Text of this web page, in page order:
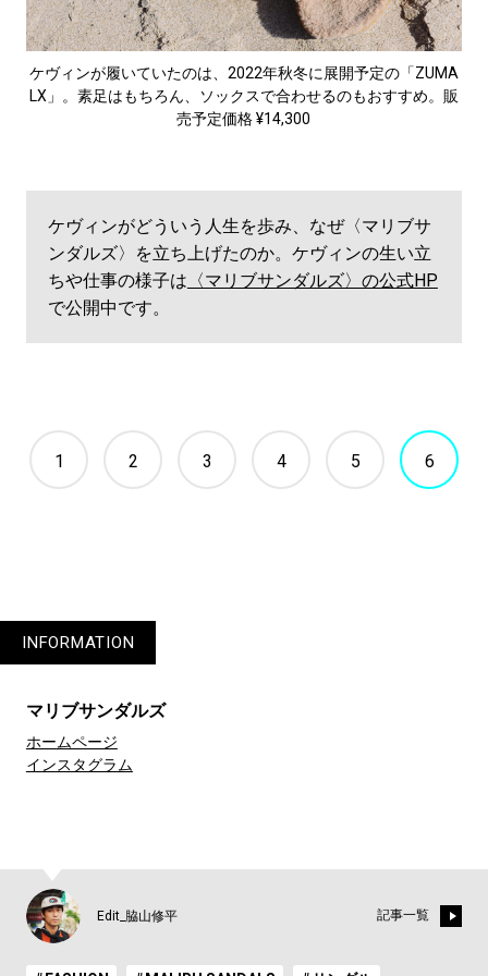
ケヴィンが履いていたのは、2022年秋冬に展開予定の「ZUMA
LX」。素足はもちろん、ソックスで合わせるのもおすすめ。販
売予定価格 ¥14,300
ケヴィンがどういう人生を歩み、なぜ〈マリブサ
ンダルズ〉を立ち上げたのか。ケヴィンの生い立
ちや仕事の様子は 〈マリブサンダルズ〉の公式HP
で公開中です。
1 2 3 4 5 6
INFORMATION
マリブサンダルズ
ホームページ
インスタグラム
Edit_脇山修平 記事一覧